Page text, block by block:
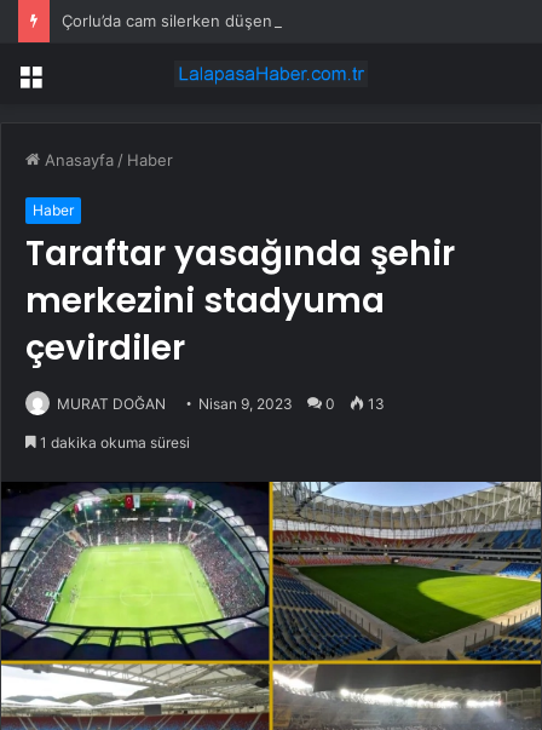
Çorlu’da cam silerken düşen kadın hayatını kaybetti
Menü
Anasayfa / Haber
Haber
Taraftar yasağında şehir
merkezini stadyuma
çevirdiler
MURAT DOĞAN Nisan 9, 2023 0 13
1 dakika okuma süresi